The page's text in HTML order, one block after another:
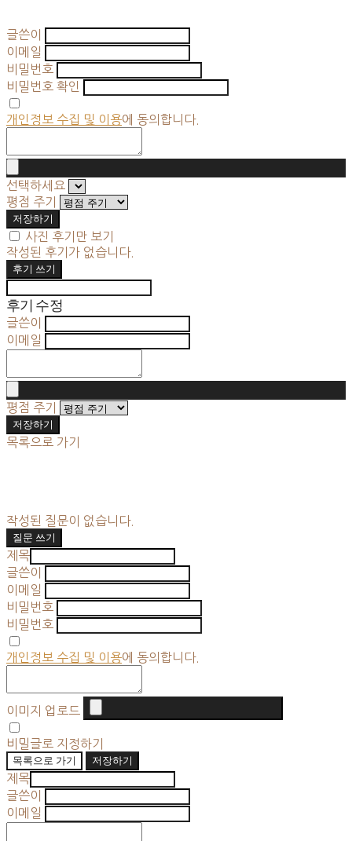
글쓴이
이메일
비밀번호
비밀번호 확인
개인정보 수집 및 이용에 동의합니다.
선택하세요
평점 주기
저장하기
사진 후기만 보기
작성된 후기가 없습니다.
후기 쓰기
후기 수정
글쓴이
이메일
평점 주기
저장하기
목록으로 가기
작성된 질문이 없습니다.
질문 쓰기
제목
글쓴이
이메일
비밀번호
비밀번호
개인정보 수집 및 이용에 동의합니다.
이미지 업로드
비밀글로 지정하기
목록으로 가기
저장하기
제목
글쓴이
이메일